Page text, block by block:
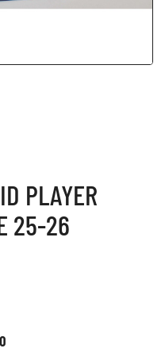
PLAYER
25-26